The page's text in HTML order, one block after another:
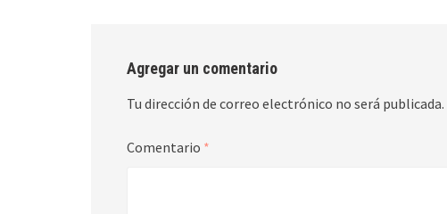
Agregar un comentario
Tu dirección de correo electrónico no será publicada.
Comentario *